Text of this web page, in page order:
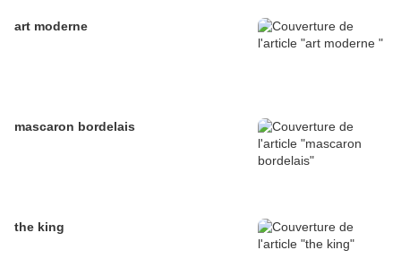
art moderne
mascaron bordelais
the king